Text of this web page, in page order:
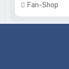
Fan-Shop